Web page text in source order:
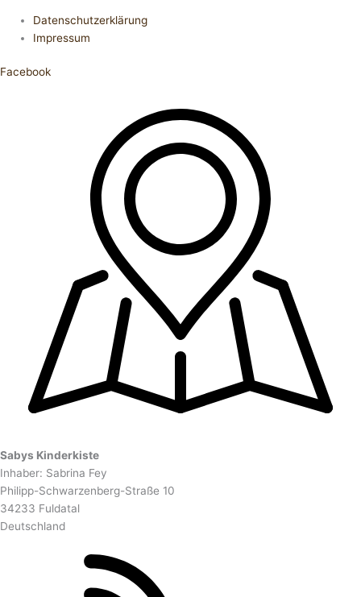
Datenschutzerklärung
Impressum
Facebook
Sabys Kinderkiste
Inhaber: Sabrina Fey
Philipp-Schwarzenberg-Straße 10
34233 Fuldatal
Deutschland